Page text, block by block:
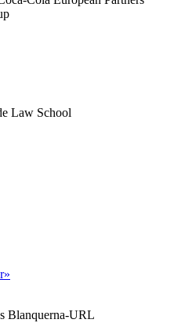
Law School
Blanquerna-URL